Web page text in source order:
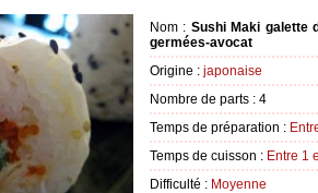
Nom : Sushi Maki galette
germées-avocat
Origine : japonaise
Nombre de parts : 4
Temps de préparation :
Temps de cuisson : Entre 1
Difficulté : Moyenne